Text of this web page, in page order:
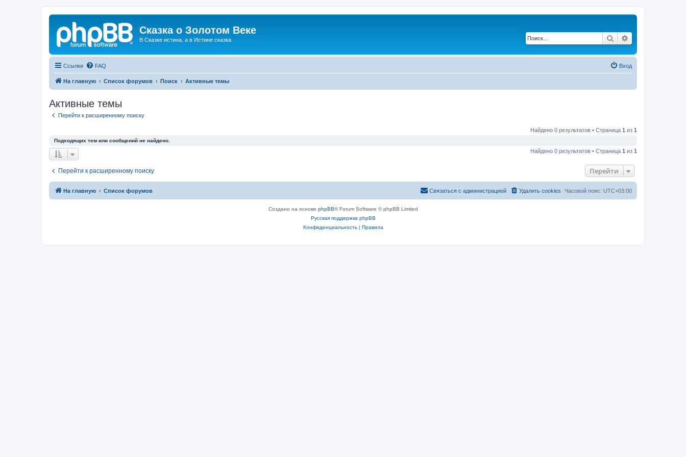
Сказка о Золотом Веке
В Сказке истина, а в Истине сказка. Поиск
Ссылки FAQ Вход
На главную Список форумов Поиск Активные темы
Активные темы
Перейти к расширенному поиску
Найдено 0 результатов • Страница 1 из 1
Подходящих тем или сообщений не найдено.
Найдено 0 результатов • Страница 1 из 1
Перейти к расширенному поиску Перейти
На главную Список форумов Часовой пояс: UTC+03:00
Удалить cookies
Связаться с администрацией
Создано на основе phpBB® Forum Software © phpBB Limited
Русская поддержка phpBB
Конфиденциальность| Правила